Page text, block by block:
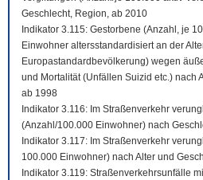
Geschlecht, Region, ab 2010
Indikator 3.115: Gestorbene (Anzahl, je
Einwohner altersstandardisiert an der
Europastandardbevölkerung) wegen
und Mortalität (Unfällen Suizid etc.) nach
ab 1998
Indikator 3.116: Im Straßenverkehr
(Anzahl/100.000 Einwohner) nach
Indikator 3.117: Im Straßenverkehr
100.000 Einwohner) nach Alter und
Indikator 3.119: Straßenverkehrsunfälle